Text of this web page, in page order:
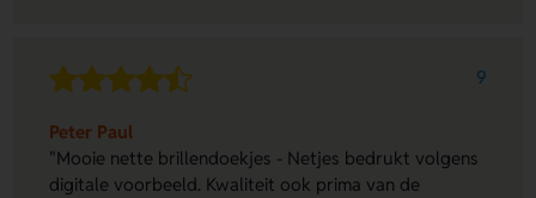
9
Peter Paul
"Mooie nette brillendoekjes - Netjes bedrukt volgens
digitale voorbeeld. Kwaliteit ook prima van de